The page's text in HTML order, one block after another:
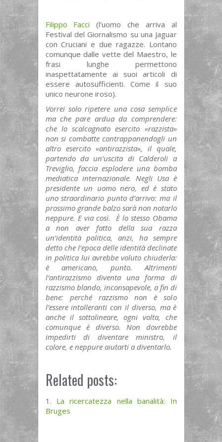
Filippo Facci (l’uomo che arriva al
Festival del Giornalismo su una Jaguar
con Cruciani e due ragazze. Lontano
comunque dalle vette del Maestro, le
frasi lunghe permettono
inaspettatamente ai suoi articoli di
essere autosufficienti. Come il suo
unico neurone iroso).
Vorrei solo ripetere una cosa semplice
ma che pare ardua da comprendere:
che lo scalcagnato esercito «razzista»
non si combatte contrapponendogli un
altro esercito «antirazzista», il quale,
partendo da un’uscita di Calderoli a
Treviglio, faccia esplodere una bomba
mediatica internazionale. Negli Usa è
presidente un uomo nero, ed è stato
uno straordinario punto d’arrivo: ma il
prossimo grande balzo sarà non notarlo
neppure. E via così. È lo stesso Obama
a non aver fatto della sua razza
un’identità politica, anzi, ha sempre
detto che l’epoca delle identità declinate
in politica lui avrebbe voluto chiuderla:
è americano, punto. Altrimenti
l’antirazzismo diventa una forma di
razzismo blando, inconsapevole, a fin di
bene: perché razzismo non è solo
l’essere intolleranti con il diverso, ma è
anche il sottolineare, ogni volta, che
comunque è diverso. Non dovrebbe
impedirti di diventare ministro, il
colore, e neppure aiutarti a diventarlo.
Related posts:
La ricercatezza nella banalità: In
Bruges